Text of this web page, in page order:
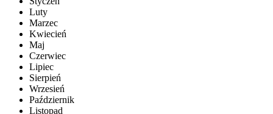
Luty
Marzec
Kwiecień
Maj
Czerwiec
Lipiec
Sierpień
Wrzesień
Październik
Listopad